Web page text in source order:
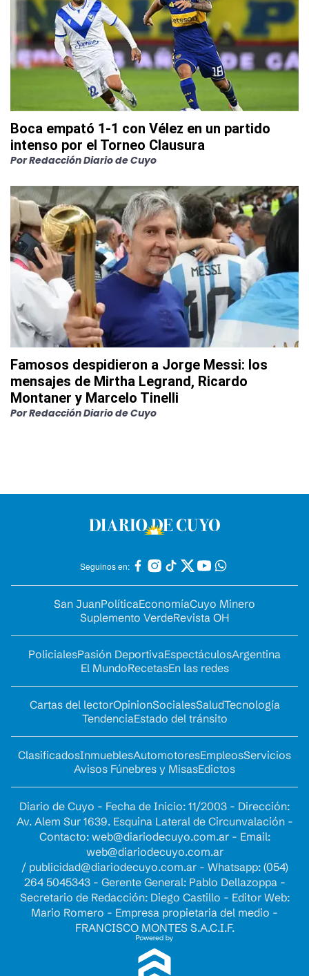
Boca empató 1-1 con Vélez en un partido
intenso por el Torneo Clausura
PorRedacción Diario de Cuyo
Famosos despidieron a Jorge Messi: los
mensajes de Mirtha Legrand, Ricardo
Montaner y Marcelo Tinelli
PorRedacción Diario de Cuyo
Seguinos en:
San JuanPolíticaEconomíaCuyo Minero
Suplemento VerdeRevista OH
PolicialesPasión DeportivaEspectáculosArgentina
El MundoRecetasEn las redes
Cartas del lectorOpinionSocialesSaludTecnología
TendenciaEstado del tránsito
ClasificadosInmueblesAutomotoresEmpleosServicios
Avisos Fúnebres y MisasEdictos
Diario de Cuyo - Fecha de Inicio: 11/2003 - Dirección:
Av. Alem Sur 1639. Esquina Lateral de Circunvalación -
Contacto: web@diariodecuyo.com.ar- Email:
web@diariodecuyo.com.ar
/ publicidad@diariodecuyo.com.ar- Whatsapp: (054)
264 5045343 - Gerente General: Pablo Dellazoppa -
Secretario de Redacción: Diego Castillo - Editor Web:
Mario Romero - Empresa propietaria del medio -
FRANCISCO MONTES S.A.C.I.F.